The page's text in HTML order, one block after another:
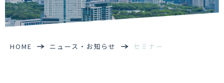
代表挨拶
HOME ニュース・お知らせ セミナー